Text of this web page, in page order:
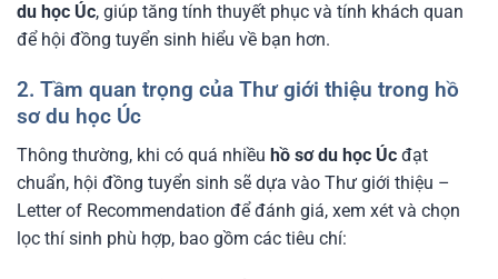
du học Úc, giúp tăng tính thuyết phục và tính khách quan
để hội đồng tuyển sinh hiểu về bạn hơn.
2. Tầm quan trọng của Thư giới thiệu trong hồ
sơ du học Úc
Thông thường, khi có quá nhiều hồ sơ du học Úc đạt
chuẩn, hội đồng tuyển sinh sẽ dựa vào Thư giới thiệu –
Letter of Recommendation để đánh giá, xem xét và chọn
lọc thí sinh phù hợp, bao gồm các tiêu chí: